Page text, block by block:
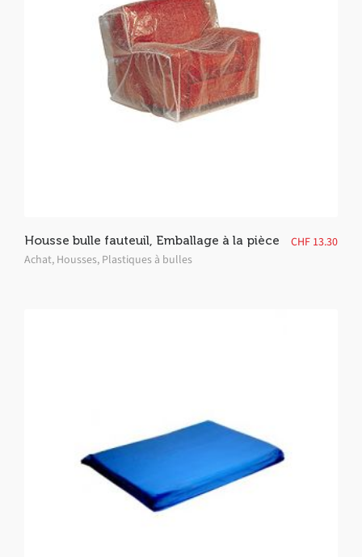
Housse bulle fauteuil, Emballage à la pièce
Achat, Housses, Plastiques à bulles
CHF 13.30